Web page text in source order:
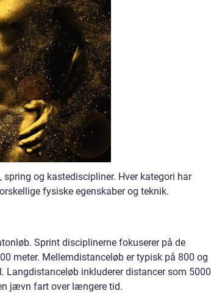
og kastediscipliner. Hver kategori har
fysiske egenskaber og teknik.
Sprint disciplinerne fokuserer på de
meter. Mellemdistanceløb er typisk på 800 og
Langdistanceløb inkluderer distancer som 5000
jævn fart over længere tid.